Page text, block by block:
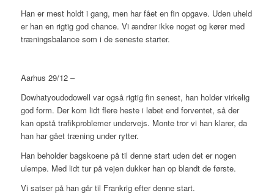
Han er mest holdt i gang, men har fået en fin opgave. Uden uheld
er han en rigtig god chance. Vi ændrer ikke noget og kører med
træningsbalance som i de seneste starter.
Aarhus 29/12 –
Dowhatyoudodowell var også rigtig fin senest, han holder virkelig
god form. Der kom lidt flere heste i løbet end forventet, så der
kan opstå trafikproblemer undervejs. Monte tror vi han klarer, da
han har gået træning under rytter.
Han beholder bagskoene på til denne start uden det er nogen
ulempe. Med lidt tur på vejen dukker han op blandt de første.
Vi satser på han går til Frankrig efter denne start.